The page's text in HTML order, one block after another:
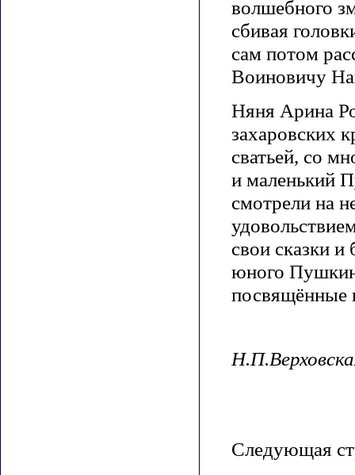
волшебного
сбивая
сам потом
Воиновичу
Няня Арина
захаровских
сватьей, со
и маленький
смотрели на
свои сказки и
юного
посвящённые
Следующая